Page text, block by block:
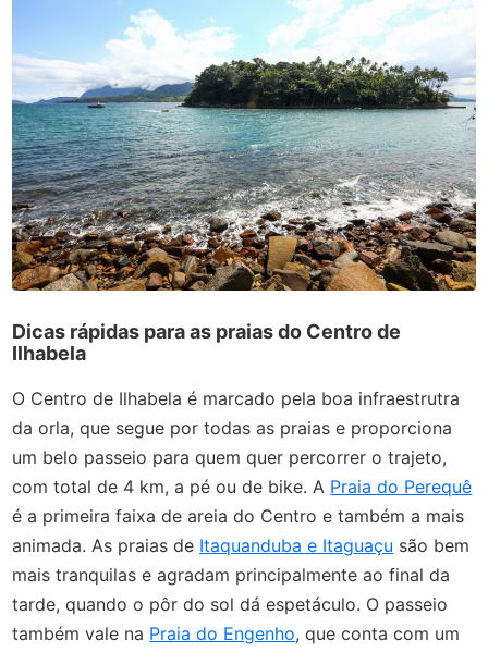
Dicas rápidas para as praias do Centro de
Ilhabela
O Centro de Ilhabela é marcado pela boa infraestrutra
da orla, que segue por todas as praias e proporciona
um belo passeio para quem quer percorrer o trajeto,
com total de 4 km, a pé ou de bike. A Praia do Perequê
é a primeira faixa de areia do Centro e também a mais
animada. As praias de Itaquanduba e Itaguaçu são bem
mais tranquilas e agradam principalmente ao final da
tarde, quando o pôr do sol dá espetáculo. O passeio
também vale na Praia do Engenho, que conta com um